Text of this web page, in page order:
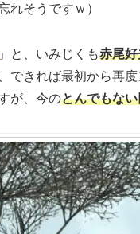
れそうですｗ）
」と、いみじくも赤尾
できれば最初から再
が、今のとんでもな